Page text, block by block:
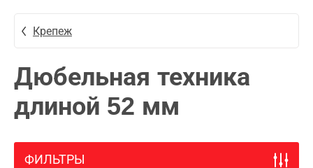
Крепеж
Дюбельная техника
длиной 52 мм
ФИЛЬТРЫ